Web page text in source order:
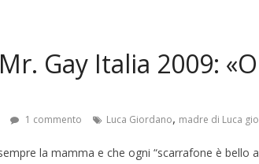
Gay Italia 2009:
1 commento Luca Giordano, madre di Luca
la mamma e che ogni “scarrafone è bello